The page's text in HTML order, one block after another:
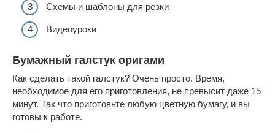
Схемы и шаблоны для резки
Видеоуроки
Бумажный галстук оригами
Как сделать такой галстук? Очень просто. Время,
необходимое для его приготовления, не превысит даже 15
минут. Так что приготовьте любую цветную бумагу, и вы
готовы к работе.